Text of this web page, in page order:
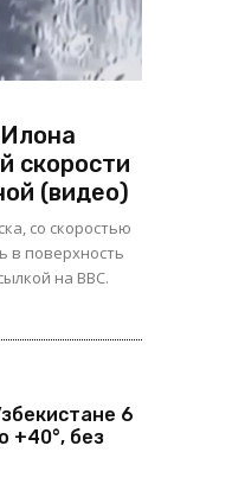
скорости
(видео)
со скоростью
в поверхность
на BBC.
6
+40°, без